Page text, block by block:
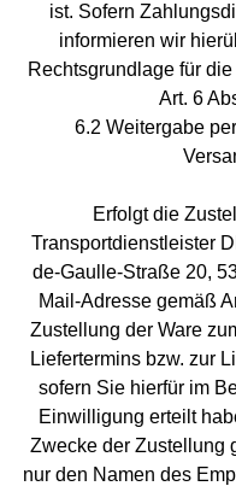
ist. Sofern
informieren wir
Rechtsgrundlage für
Art. 6
6.2 Weitergabe
Erfolgt die
Transportdienstleister
de-Gaulle-Straße 20,
Mail-Adresse gemäß
Zustellung der Ware
Liefertermins bzw. zur
sofern Sie hierfür im
Einwilligung erteilt
Zwecke der Zustellung
nur den Namen des